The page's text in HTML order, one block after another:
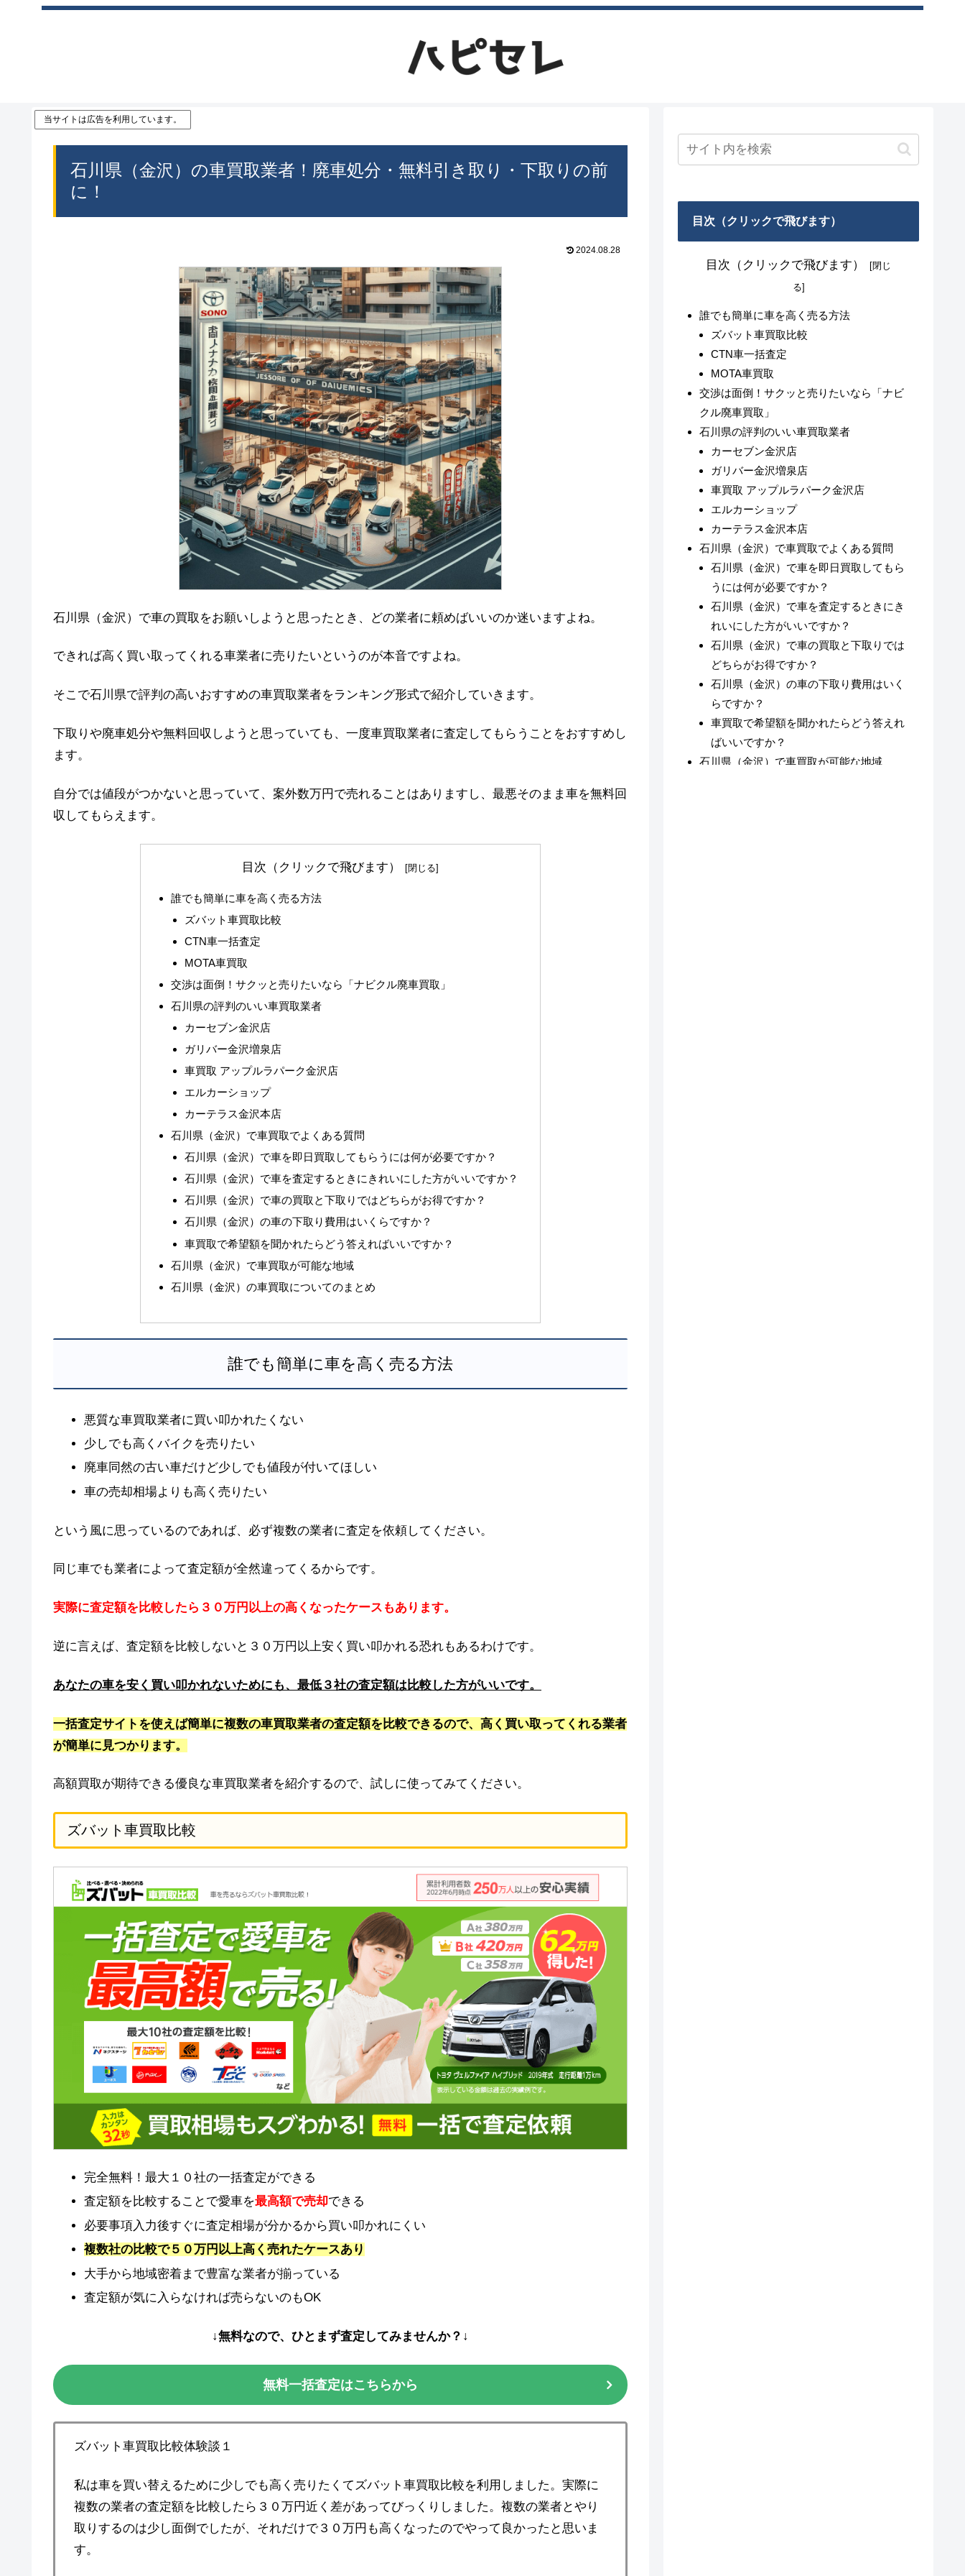
当サイトは広告を利用しています。
石川県（金沢）の車買取業者！廃車処分・無料引き取り・下取りの前
に！
2024.08.28
石川県（金沢）で車の買取をお願いしようと思ったとき、どの業者に頼めばいいのか迷いますよね。
できれば高く買い取ってくれる車業者に売りたいというのが本音ですよね。
そこで石川県で評判の高いおすすめの車買取業者をランキング形式で紹介していきます。
下取りや廃車処分や無料回収しようと思っていても、一度車買取業者に査定してもらうことをおすすめし
ます。
自分では値段がつかないと思っていて、案外数万円で売れることはありますし、最悪そのまま車を無料回
収してもらえます。
目次（クリックで飛びます）
誰でも簡単に車を高く売る方法
ズバット車買取比較
CTN車一括査定
MOTA車買取
交渉は面倒！サクッと売りたいなら「ナビクル廃車買取」
石川県の評判のいい車買取業者
カーセブン金沢店
ガリバー金沢増泉店
車買取 アップルラパーク金沢店
エルカーショップ
カーテラス金沢本店
石川県（金沢）で車買取でよくある質問
石川県（金沢）で車を即日買取してもらうには何が必要ですか？
石川県（金沢）で車を査定するときにきれいにした方がいいですか？
石川県（金沢）で車の買取と下取りではどちらがお得ですか？
石川県（金沢）の車の下取り費用はいくらですか？
車買取で希望額を聞かれたらどう答えればいいですか？
石川県（金沢）で車買取が可能な地域
石川県（金沢）の車買取についてのまとめ
誰でも簡単に車を高く売る方法
悪質な車買取業者に買い叩かれたくない
少しでも高くバイクを売りたい
廃車同然の古い車だけど少しでも値段が付いてほしい
車の売却相場よりも高く売りたい
という風に思っているのであれば、必ず複数の業者に査定を依頼してください。
同じ車でも業者によって査定額が全然違ってくるからです。
実際に査定額を比較したら３０万円以上の高くなったケースもあります。
逆に言えば、査定額を比較しないと３０万円以上安く買い叩かれる恐れもあるわけです。
あなたの車を安く買い叩かれないためにも、最低３社の査定額は比較した方がいいです。
一括査定サイトを使えば簡単に複数の車買取業者の査定額を比較できるので、高く買い取ってくれる業者
が簡単に見つかります。
高額買取が期待できる優良な車買取業者を紹介するので、試しに使ってみてください。
ズバット車買取比較
完全無料！最大１０社の一括査定ができる
査定額を比較することで愛車を最高額で売却できる
必要事項入力後すぐに査定相場が分かるから買い叩かれにくい
複数社の比較で５０万円以上高く売れたケースあり
大手から地域密着まで豊富な業者が揃っている
査定額が気に入らなければ売らないのもOK
↓無料なので、ひとまず査定してみませんか？↓
無料一括査定はこちらから
ズバット車買取比較体験談１
私は車を買い替えるために少しでも高く売りたくてズバット車買取比較を利用しました。実際に
複数の業者の査定額を比較したら３０万円近く差があってびっくりしました。複数の業者とやり
取りするのは少し面倒でしたが、それだけで３０万円も高くなったのでやって良かったと思いま
す。
目次（クリックで飛びます）
目次（クリックで飛びます）
誰でも簡単に車を高く売る方法
ズバット車買取比較
CTN車一括査定
MOTA車買取
交渉は面倒！サクッと売りたいなら「ナビ
クル廃車買取」
石川県の評判のいい車買取業者
カーセブン金沢店
ガリバー金沢増泉店
車買取 アップルラパーク金沢店
エルカーショップ
カーテラス金沢本店
石川県（金沢）で車買取でよくある質問
石川県（金沢）で車を即日買取してもら
うには何が必要ですか？
石川県（金沢）で車を査定するときにき
れいにした方がいいですか？
石川県（金沢）で車の買取と下取りでは
どちらがお得ですか？
石川県（金沢）の車の下取り費用はいく
らですか？
車買取で希望額を聞かれたらどう答えれ
ばいいですか？
石川県（金沢）で車買取が可能な地域